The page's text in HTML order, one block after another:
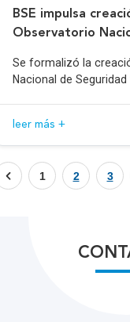
BSE impulsa
Observatorio
Se formalizó la
Nacional de Seguridad
leer más +
1 2 3